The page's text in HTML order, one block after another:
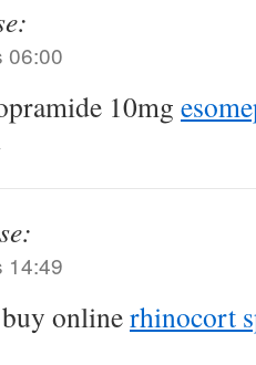
06:00
10mg
14:49
onlinerhinocort